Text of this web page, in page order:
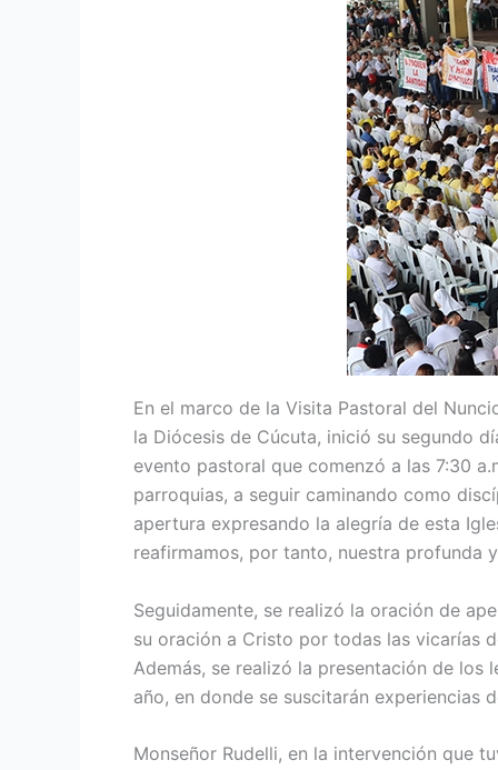
En el marco de la Visita Pastoral del
la Diócesis de Cúcuta, inició su segundo
evento pastoral que comenzó a las 7:30
parroquias, a seguir caminando como
apertura expresando la alegría de esta
reafirmamos, por tanto, nuestra profunda
Seguidamente, se realizó la oración de
su oración a Cristo por todas las vicarías
Además, se realizó la presentación de
año, en donde se suscitarán experiencias
Monseñor Rudelli, en la intervención que